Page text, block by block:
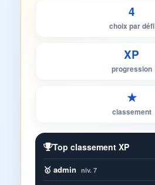
4
choix par défi
XP
progression
★
classement
Top classement XP
🥇 admin niv. 7